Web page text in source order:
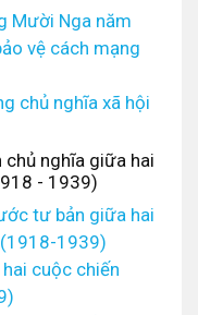
Mười Nga năm
vệ cách mạng
chủ nghĩa xã hội
nghĩa giữa hai
- 1939)
tư bản giữa hai
1939)
cuộc chiến